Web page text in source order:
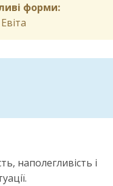
форми:
наполегливість і